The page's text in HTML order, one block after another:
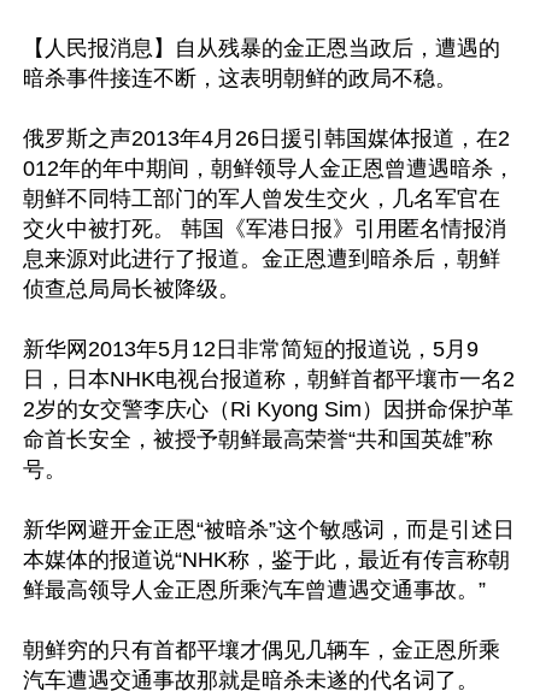
【人民报消息】自从残暴的金正恩当政后，遭遇的
暗杀事件接连不断，这表明朝鲜的政局不稳。
俄罗斯之声2013年4月26日援引韩国媒体报道，在2
012年的年中期间，朝鲜领导人金正恩曾遭遇暗杀，
朝鲜不同特工部门的军人曾发生交火，几名军官在
交火中被打死。 韩国《军港日报》引用匿名情报消
息来源对此进行了报道。金正恩遭到暗杀后，朝鲜
侦查总局局长被降级。
新华网2013年5月12日非常简短的报道说，5月9
日，日本NHK电视台报道称，朝鲜首都平壤市一名2
2岁的女交警李庆心（Ri Kyong Sim）因拼命保护革
命首长安全，被授予朝鲜最高荣誉“共和国英雄”称
号。
新华网避开金正恩“被暗杀”这个敏感词，而是引述日
本媒体的报道说“NHK称，鉴于此，最近有传言称朝
鲜最高领导人金正恩所乘汽车曾遭遇交通事故。”
朝鲜穷的只有首都平壤才偶见几辆车，金正恩所乘
汽车遭遇交通事故那就是暗杀未遂的代名词了。